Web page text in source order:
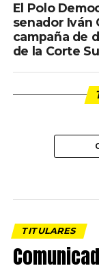
El Polo
senador Iván
campaña de
de la Corte
TITULARES